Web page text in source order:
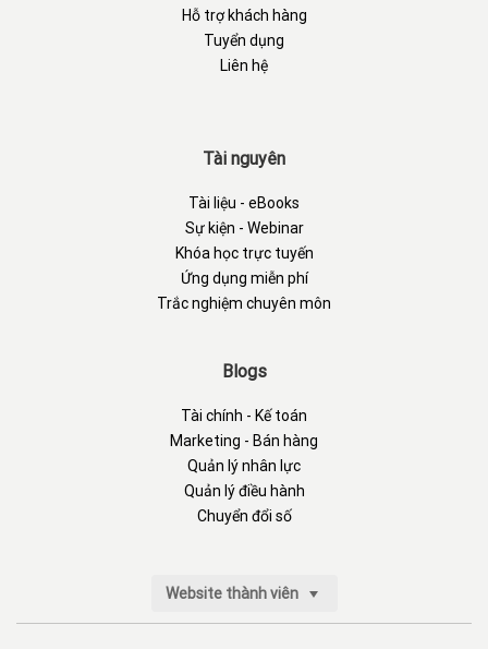
Hỗ trợ khách hàng
Tuyển dụng
Liên hệ
Tài nguyên
Tài liệu - eBooks
Sự kiện - Webinar
Khóa học trực tuyến
Ứng dụng miễn phí
Trắc nghiệm chuyên môn
Blogs
Tài chính - Kế toán
Marketing - Bán hàng
Quản lý nhân lực
Quản lý điều hành
Chuyển đổi số
Website thành viên